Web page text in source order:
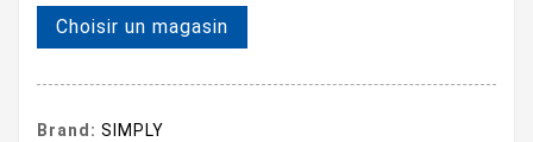
Choisir un magasin
Brand: SIMPLY